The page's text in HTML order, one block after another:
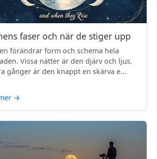
faser och när de stiger upp
förändrar form och schema hela
Vissa nätter är den djärv och ljus.
gånger är den knappt en skärva e...
→